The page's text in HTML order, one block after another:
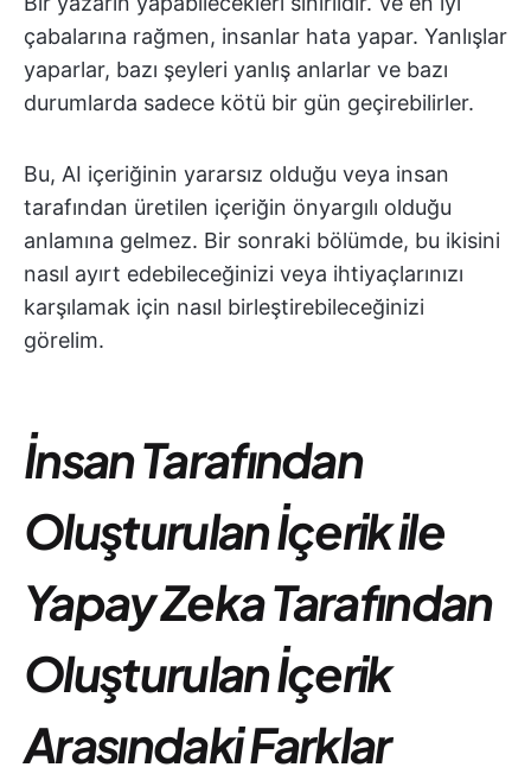
çabalarına rağmen, insanlar hata yapar. Yanlışlar
yaparlar, bazı şeyleri yanlış anlarlar ve bazı
durumlarda sadece kötü bir gün geçirebilirler.
Bu, AI içeriğinin yararsız olduğu veya insan
tarafından üretilen içeriğin önyargılı olduğu
anlamına gelmez. Bir sonraki bölümde, bu ikisini
nasıl ayırt edebileceğinizi veya ihtiyaçlarınızı
karşılamak için nasıl birleştirebileceğinizi
görelim.
İnsan Tarafından
Oluşturulan İçerik ile
Yapay Zeka Tarafından
Oluşturulan İçerik
Arasındaki Farklar